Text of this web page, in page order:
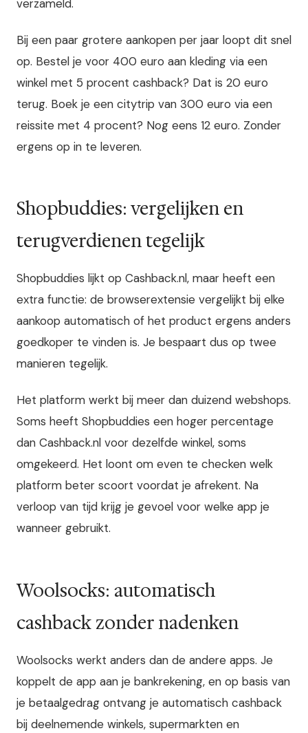
verzameld.
Bij een paar grotere aankopen per jaar loopt dit snel
op. Bestel je voor 400 euro aan kleding via een
winkel met 5 procent cashback? Dat is 20 euro
terug. Boek je een citytrip van 300 euro via een
reissite met 4 procent? Nog eens 12 euro. Zonder
ergens op in te leveren.
Shopbuddies: vergelijken en
terugverdienen tegelijk
Shopbuddies lijkt op Cashback.nl, maar heeft een
extra functie: de browserextensie vergelijkt bij elke
aankoop automatisch of het product ergens anders
goedkoper te vinden is. Je bespaart dus op twee
manieren tegelijk.
Het platform werkt bij meer dan duizend webshops.
Soms heeft Shopbuddies een hoger percentage
dan Cashback.nl voor dezelfde winkel, soms
omgekeerd. Het loont om even te checken welk
platform beter scoort voordat je afrekent. Na
verloop van tijd krijg je gevoel voor welke app je
wanneer gebruikt.
Woolsocks: automatisch
cashback zonder nadenken
Woolsocks werkt anders dan de andere apps. Je
koppelt de app aan je bankrekening, en op basis van
je betaalgedrag ontvang je automatisch cashback
bij deelnemende winkels, supermarkten en